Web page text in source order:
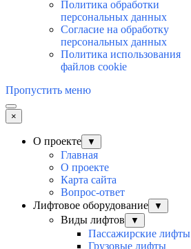
Политика обработки
персональных данных
Согласие на обработку
персональных данных
Политика использования
файлов cookie
Пропустить меню
×
О проекте ▼
Главная
О проекте
Карта сайта
Вопрос-ответ
Лифтовое оборудование
▼
Виды лифтов ▼
Пассажирские лифты
Грузовые лифты